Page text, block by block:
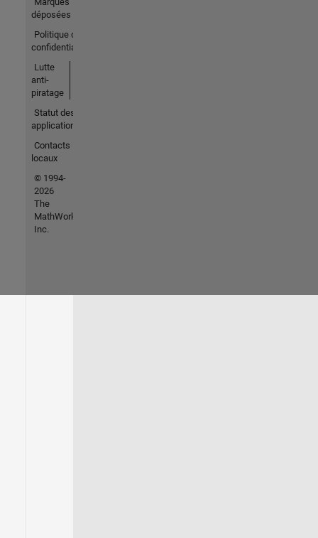
déposées
Politique de
confidentialité
Lutte
anti-
piratage
Statut des
applications
Contacts
locaux
© 1994-
2026
The
MathWorks,
Inc.